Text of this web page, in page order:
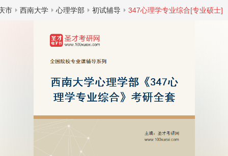
市 西南大学 心理学部 初试辅导 347心理学专业综合[专业硕士]